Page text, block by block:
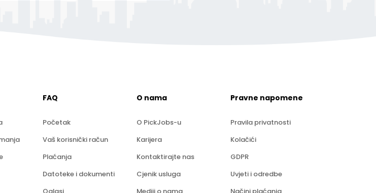
FAQ
Početak
Vaš korisnički račun
Plaćanja
Datoteke i dokumenti
O nama
O PickJobs-u
Karijera
Kontaktirajte nas
Cjenik usluga
Pravne napomene
Pravila privatnosti
Kolačići
GDPR
Uvjeti i odredbe